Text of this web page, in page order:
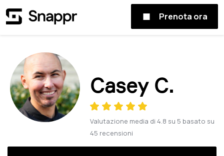
Prenota ora
Casey C.
Valutazione media di 4.8 su 5 basato su
45 recensioni